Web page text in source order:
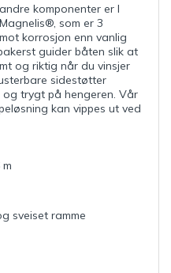
komponenter er I
som er 3
korrosjon enn vanlig
guider båten slik at
og riktig når du vinsjer
sidestøtter
trygt på hengeren. Vår
kan vippes ut ved
sveiset ramme